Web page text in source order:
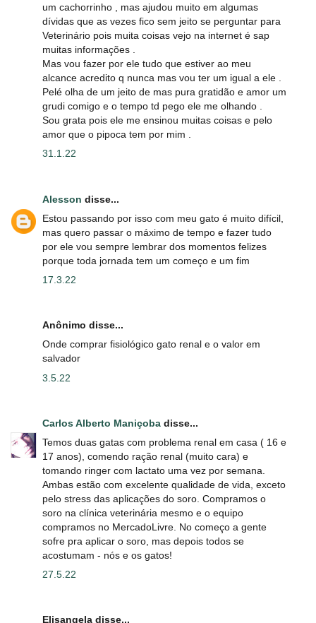
um cachorrinho , mas ajudou muito em algumas
dívidas que as vezes fico sem jeito se perguntar para
Veterinário pois muita coisas vejo na internet é sap
muitas informações .
Mas vou fazer por ele tudo que estiver ao meu
alcance acredito q nunca mas vou ter um igual a ele .
Pelé olha de um jeito de mas pura gratidão e amor um
grudi comigo e o tempo td pego ele me olhando .
Sou grata pois ele me ensinou muitas coisas e pelo
amor que o pipoca tem por mim .
31.1.22
Alesson disse...
Estou passando por isso com meu gato é muito difícil,
mas quero passar o máximo de tempo e fazer tudo
por ele vou sempre lembrar dos momentos felizes
porque toda jornada tem um começo e um fim
17.3.22
Anônimo disse...
Onde comprar fisiológico gato renal e o valor em
salvador
3.5.22
Carlos Alberto Maniçoba disse...
Temos duas gatas com problema renal em casa ( 16 e
17 anos), comendo ração renal (muito cara) e
tomando ringer com lactato uma vez por semana.
Ambas estão com excelente qualidade de vida, exceto
pelo stress das aplicações do soro. Compramos o
soro na clínica veterinária mesmo e o equipo
compramos no MercadoLivre. No começo a gente
sofre pra aplicar o soro, mas depois todos se
acostumam - nós e os gatos!
27.5.22
Elisangela disse...